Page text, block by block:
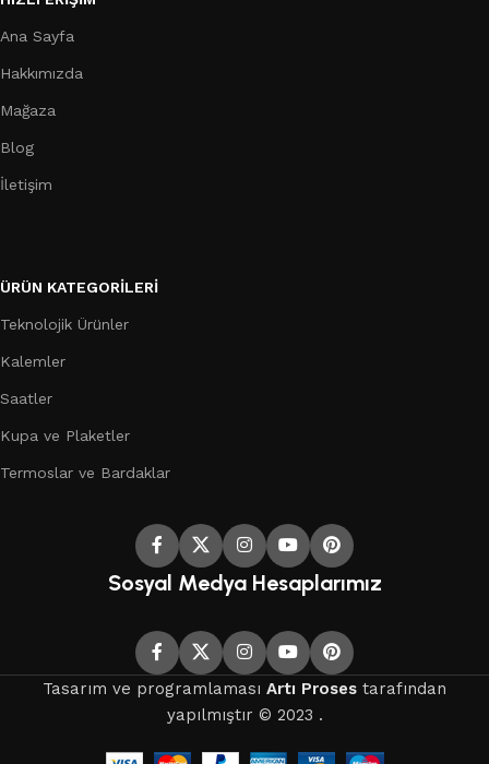
Ana Sayfa
Hakkımızda
Mağaza
Blog
İletişim
ÜRÜN KATEGORILERI
Teknolojik Ürünler
Kalemler
Saatler
Kupa ve Plaketler
Termoslar ve Bardaklar
Sosyal Medya Hesaplarımız
Tasarım ve programlaması Artı Proses tarafından
yapılmıştır © 2023 .